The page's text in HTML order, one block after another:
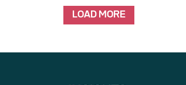
LOAD MORE